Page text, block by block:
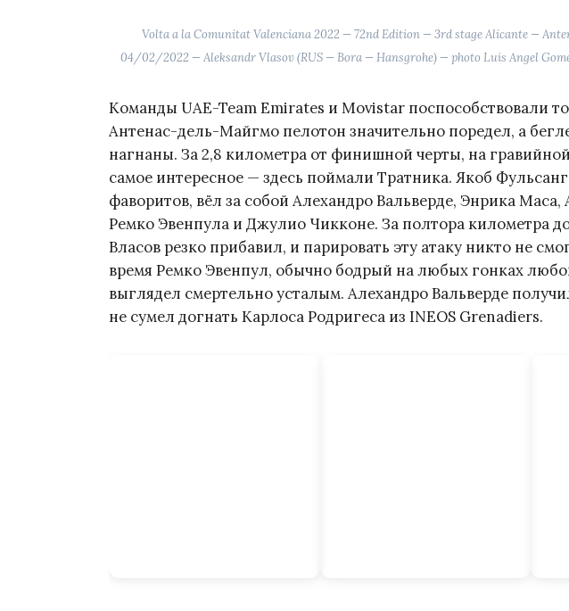
Volta a la Comunitat Valenciana 2022 — 72nd Edition — 3rd stage Alicante —
04/02/2022 — Aleksandr Vlasov (RUS — Bora — Hansgrohe) — photo Luis Angel
Команды UAE-Team Emirates и Movistar поспособствовали
Антенас-дель-Майгмо пелотон значительно поредел, а
нагнаны. За 2,8 километра от финишной черты, на
самое интересное — здесь поймали Тратника. Якоб
фаворитов, вёл за собой Алехандро Вальверде, Энрика Маса,
Ремко Эвенпула и Джулио Чикконе. За полтора километра
Власов резко прибавил, и парировать эту атаку никто не
время Ремко Эвенпул, обычно бодрый на любых гонках
выглядел смертельно усталым. Алехандро Вальверде
не сумел догнать Карлоса Родригеса из INEOS Grenadiers.